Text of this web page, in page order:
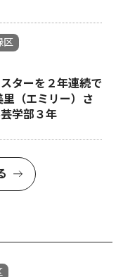
区
ターを２年連続で
（エミリー）さ
学部３年